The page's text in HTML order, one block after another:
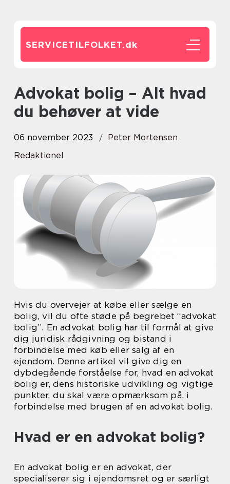
SERVICETILFOLKET.dk
Advokat bolig – Alt hvad
du behøver at vide
06 november 2023
Peter Mortensen
Redaktionel
Hvis du overvejer at købe eller sælge en
bolig, vil du ofte støde på begrebet “advokat
bolig”. En advokat bolig har til formål at give
dig juridisk rådgivning og bistand i
forbindelse med køb eller salg af en
ejendom. Denne artikel vil give dig en
dybdegående forståelse for, hvad en advokat
bolig er, dens historiske udvikling og vigtige
punkter, du skal være opmærksom på, i
forbindelse med brugen af en advokat bolig.
Hvad er en advokat bolig?
En advokat bolig er en advokat, der
specialiserer sig i ejendomsret og er særligt